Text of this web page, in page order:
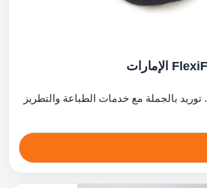
الخامة: stretch twill. توريد بالجملة مع خدمات الطباعة والتطريز